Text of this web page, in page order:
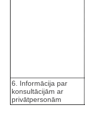
6. Informācija par
konsultācijām ar
privātpersonām